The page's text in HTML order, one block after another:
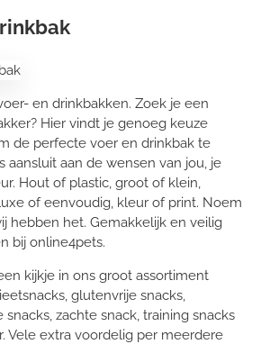
en drinkbakken. Zoek je een
Hier vindt je genoeg keuze
de perfecte voer en drinkbak te
aansluit aan de wensen van jou, je
Hout of plastic, groot of klein,
of eenvoudig, kleur of print. Noem
hebben het. Gemakkelijk en veilig
bij online4pets.
kijkje in ons groot assortiment
glutenvrije snacks,
snacks, zachte snack, training snacks
Vele extra voordelig per meerdere